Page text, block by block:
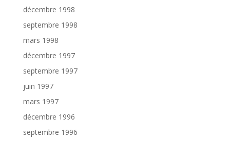
décembre 1998
septembre 1998
mars 1998
décembre 1997
septembre 1997
juin 1997
mars 1997
décembre 1996
septembre 1996